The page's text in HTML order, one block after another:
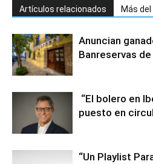
Artículos relacionados Más
Anuncian
Banreservas
“El bolero en
puesto en
“Un Playlist